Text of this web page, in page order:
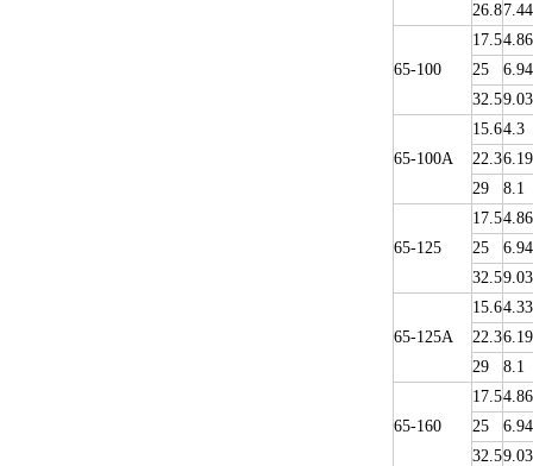
26.87.44
65-100
17.54.86
25
6.94
32.59.03
65-100A
15.64.3
22.36.19
29
8.1
65-125
17.54.86
25
6.94
32.59.03
65-125A
15.64.33
22.36.19
29
8.1
65-160
17.54.86
25
6.94
32.59.03